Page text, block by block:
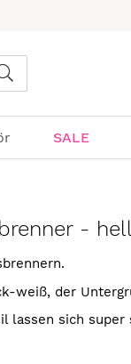
SALE
-
weiß, der
lassen sich